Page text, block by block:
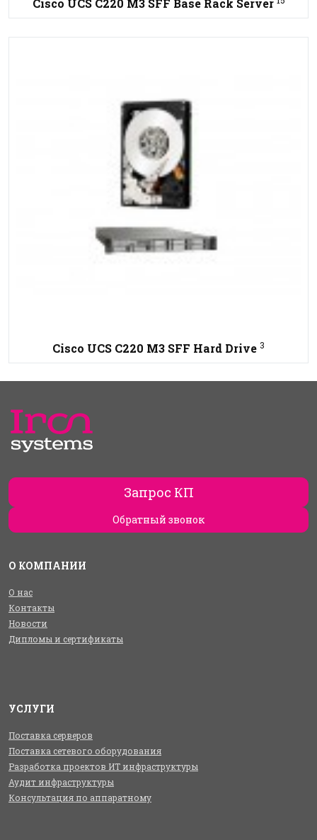
Cisco UCS C220 M3 SFF Base Rack Server
Cisco UCS C220 M3 SFF Hard Drive 3
Запрос КП
Обратный звонок
О КОМПАНИИ
О нас
Контакты
Новости
Дипломы и сертификаты
УСЛУГИ
Поставка серверов
Поставка сетевого оборудования
Разработка проектов ИТ инфраструктуры
Аудит инфраструктуры
Консультация по аппаратному